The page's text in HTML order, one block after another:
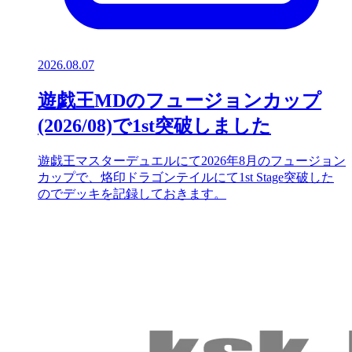
2026.08.07
遊戯王MDのフュージョンカップ
(2026/08)で1st突破しました
遊戯王マスターデュエルにて2026年8月のフュージョン
カップで、烙印ドラゴンテイルにて1st Stage突破した
のでデッキを記録しておきます。